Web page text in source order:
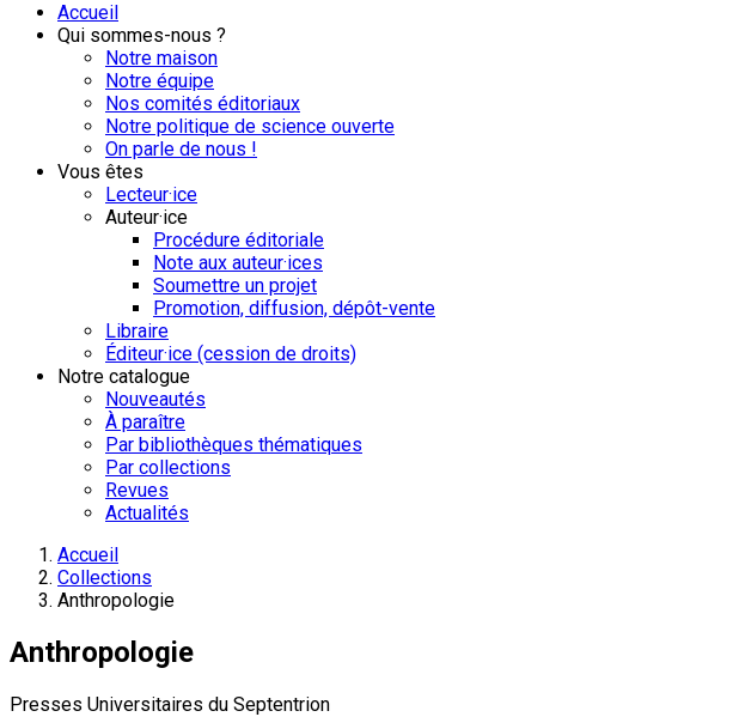
Accueil
Qui sommes-nous ?
Notre maison
Notre équipe
Nos comités éditoriaux
Notre politique de science ouverte
On parle de nous !
Vous êtes
Lecteur·ice
Auteur·ice
Procédure éditoriale
Note aux auteur·ices
Soumettre un projet
Promotion, diffusion, dépôt-vente
Libraire
Éditeur·ice (cession de droits)
Notre catalogue
Nouveautés
À paraître
Par bibliothèques thématiques
Par collections
Revues
Actualités
Accueil
Collections
Anthropologie
Anthropologie
Presses Universitaires du Septentrion